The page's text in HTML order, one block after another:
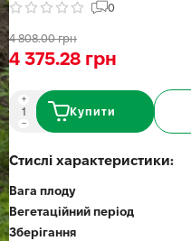
0
4 808.00 грн
4 375.28 грн
Купити
Стислі характеристики:
Вага плоду
Вегетаційний період
Зберігання